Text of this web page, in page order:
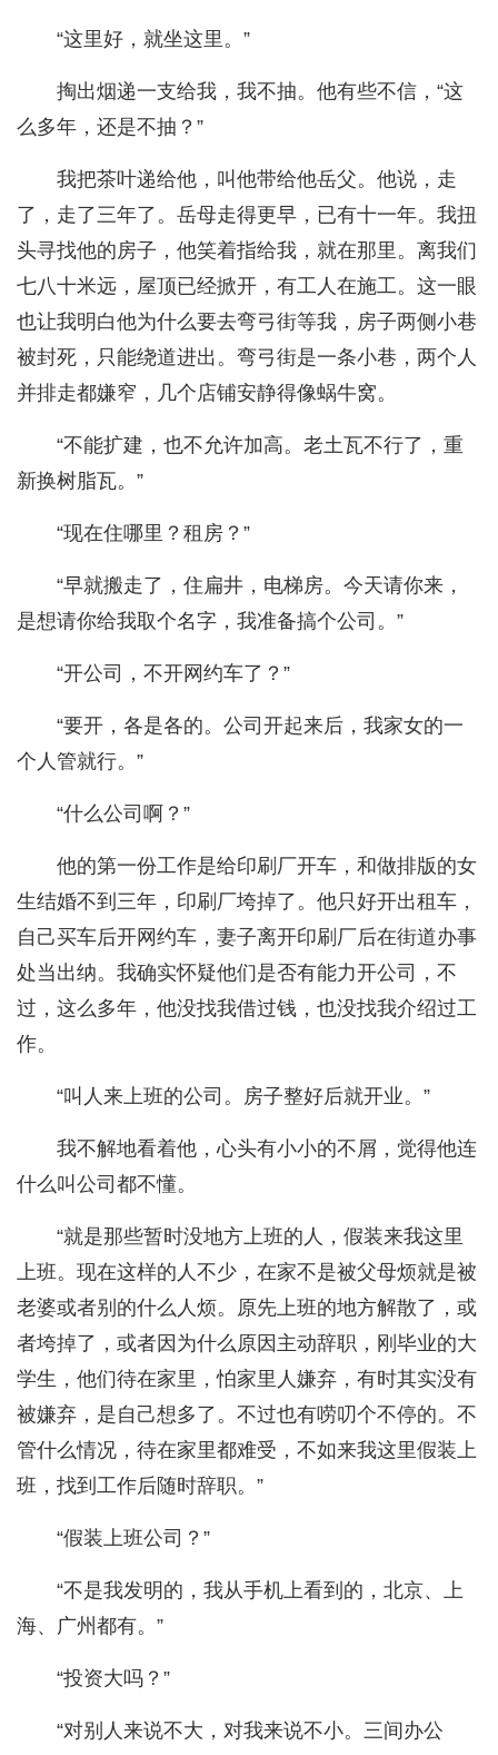
“这里好，就坐这里。”
掏出烟递一支给我，我不抽。他有些不信，“这
么多年，还是不抽？”
我把茶叶递给他，叫他带给他岳父。他说，走
了，走了三年了。岳母走得更早，已有十一年。我扭
头寻找他的房子，他笑着指给我，就在那里。离我们
七八十米远，屋顶已经掀开，有工人在施工。这一眼
也让我明白他为什么要去弯弓街等我，房子两侧小巷
被封死，只能绕道进出。弯弓街是一条小巷，两个人
并排走都嫌窄，几个店铺安静得像蜗牛窝。
“不能扩建，也不允许加高。老土瓦不行了，重
新换树脂瓦。”
“现在住哪里？租房？”
“早就搬走了，住扁井，电梯房。今天请你来，
是想请你给我取个名字，我准备搞个公司。”
“开公司，不开网约车了？”
“要开，各是各的。公司开起来后，我家女的一
个人管就行。”
“什么公司啊？”
他的第一份工作是给印刷厂开车，和做排版的女
生结婚不到三年，印刷厂垮掉了。他只好开出租车，
自己买车后开网约车，妻子离开印刷厂后在街道办事
处当出纳。我确实怀疑他们是否有能力开公司，不
过，这么多年，他没找我借过钱，也没找我介绍过工
作。
“叫人来上班的公司。房子整好后就开业。”
我不解地看着他，心头有小小的不屑，觉得他连
什么叫公司都不懂。
“就是那些暂时没地方上班的人，假装来我这里
上班。现在这样的人不少，在家不是被父母烦就是被
老婆或者别的什么人烦。原先上班的地方解散了，或
者垮掉了，或者因为什么原因主动辞职，刚毕业的大
学生，他们待在家里，怕家里人嫌弃，有时其实没有
被嫌弃，是自己想多了。不过也有唠叨个不停的。不
管什么情况，待在家里都难受，不如来我这里假装上
班，找到工作后随时辞职。”
“假装上班公司？”
“不是我发明的，我从手机上看到的，北京、上
海、广州都有。”
“投资大吗？”
“对别人来说不大，对我来说不小。三间办公